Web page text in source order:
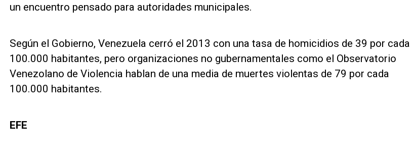
un encuentro pensado para autoridades municipales.
Según el Gobierno, Venezuela cerró el 2013 con una tasa de homicidios de 39 por cada
100.000 habitantes, pero organizaciones no gubernamentales como el Observatorio
Venezolano de Violencia hablan de una media de muertes violentas de 79 por cada
100.000 habitantes.
EFE